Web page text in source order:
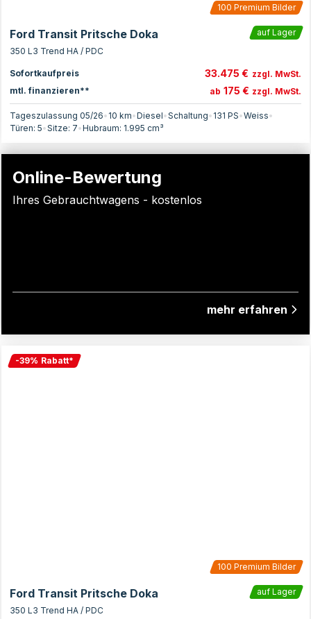
100 Premium Bilder
Ford Transit Pritsche Doka
auf Lager
350 L3 Trend HA / PDC
Sofortkaufpreis 33.475 € zzgl. MwSt.
mtl. finanzieren**
ab 175 € zzgl. MwSt.
Tageszulassung 05/26• 10 km•Diesel•Schaltung• 131 PS•Weiss•
Türen: 5•Sitze: 7•Hubraum: 1.995 cm³
Online-Bewertung
Ihres Gebrauchtwagens - kostenlos
mehr erfahren
-39% Rabatt*
100 Premium Bilder
Ford Transit Pritsche Doka
auf Lager
350 L3 Trend HA / PDC